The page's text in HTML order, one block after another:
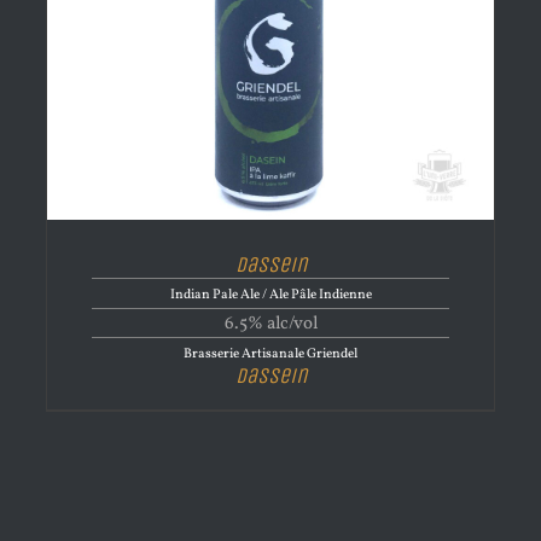
Dassein
Indian Pale Ale / Ale Pâle Indienne
6.5% alc/vol
Brasserie Artisanale Griendel
Dassein